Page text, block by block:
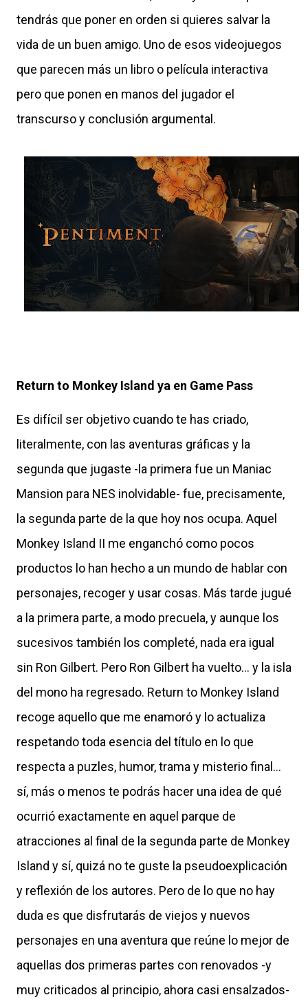
tendrás que poner en orden si quieres salvar la
vida de un buen amigo. Uno de esos videojuegos
que parecen más un libro o película interactiva
pero que ponen en manos del jugador el
transcurso y conclusión argumental.
Return to Monkey Island ya en Game Pass
Es difícil ser objetivo cuando te has criado,
literalmente, con las aventuras gráficas y la
segunda que jugaste -la primera fue un Maniac
Mansion para NES inolvidable- fue, precisamente,
la segunda parte de la que hoy nos ocupa. Aquel
Monkey Island II me enganchó como pocos
productos lo han hecho a un mundo de hablar con
personajes, recoger y usar cosas. Más tarde jugué
a la primera parte, a modo precuela, y aunque los
sucesivos también los completé, nada era igual
sin Ron Gilbert. Pero Ron Gilbert ha vuelto... y la isla
del mono ha regresado. Return to Monkey Island
recoge aquello que me enamoró y lo actualiza
respetando toda esencia del título en lo que
respecta a puzles, humor, trama y misterio final...
sí, más o menos te podrás hacer una idea de qué
ocurrió exactamente en aquel parque de
atracciones al final de la segunda parte de Monkey
Island y sí, quizá no te guste la pseudoexplicación
y reflexión de los autores. Pero de lo que no hay
duda es que disfrutarás de viejos y nuevos
personajes en una aventura que reúne lo mejor de
aquellas dos primeras partes con renovados -y
muy criticados al principio, ahora casi ensalzados-